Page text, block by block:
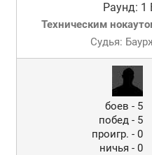
Раунд: 1
Техническим
Судья:
боев - 5
побед - 5
проигр. - 0
ничья - 0